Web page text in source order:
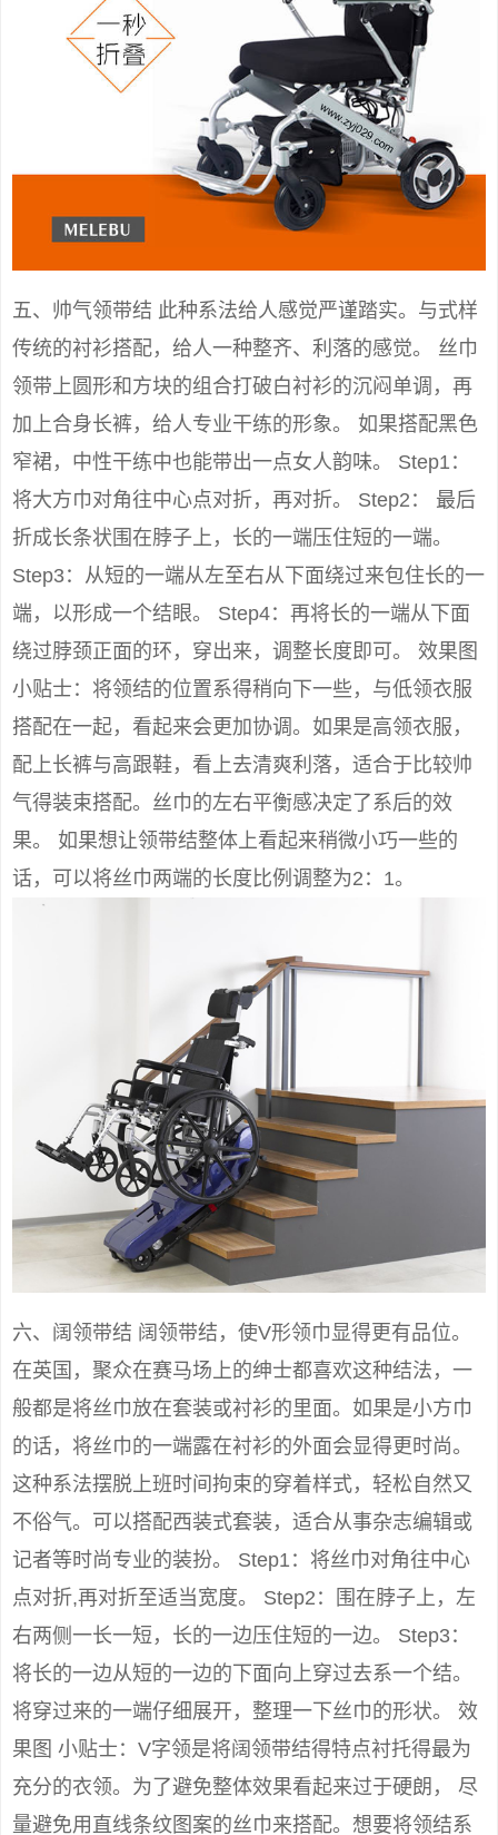
五、帅气领带结 此种系法给人感觉严谨踏实。与式样
传统的衬衫搭配，给人一种整齐、利落的感觉。 丝巾
领带上圆形和方块的组合打破白衬衫的沉闷单调，再
加上合身长裤，给人专业干练的形象。 如果搭配黑色
窄裙，中性干练中也能带出一点女人韵味。 Step1：
将大方巾对角往中心点对折，再对折。 Step2： 最后
折成长条状围在脖子上，长的一端压住短的一端。
Step3：从短的一端从左至右从下面绕过来包住长的一
端，以形成一个结眼。 Step4：再将长的一端从下面
绕过脖颈正面的环，穿出来，调整长度即可。 效果图
小贴士：将领结的位置系得稍向下一些，与低领衣服
搭配在一起，看起来会更加协调。如果是高领衣服，
配上长裤与高跟鞋，看上去清爽利落，适合于比较帅
气得装束搭配。丝巾的左右平衡感决定了系后的效
果。 如果想让领带结整体上看起来稍微小巧一些的
话，可以将丝巾两端的长度比例调整为2：1。
六、阔领带结 阔领带结，使V形领巾显得更有品位。
在英国，聚众在赛马场上的绅士都喜欢这种结法，一
般都是将丝巾放在套装或衬衫的里面。如果是小方巾
的话，将丝巾的一端露在衬衫的外面会显得更时尚。
这种系法摆脱上班时间拘束的穿着样式，轻松自然又
不俗气。可以搭配西装式套装，适合从事杂志编辑或
记者等时尚专业的装扮。 Step1：将丝巾对角往中心
点对折,再对折至适当宽度。 Step2：围在脖子上，左
右两侧一长一短，长的一边压住短的一边。 Step3：
将长的一边从短的一边的下面向上穿过去系一个结。
将穿过来的一端仔细展开，整理一下丝巾的形状。 效
果图 小贴士：V字领是将阔领带结得特点衬托得最为
充分的衣领。为了避免整体效果看起来过于硬朗， 尽
量避免用直线条纹图案的丝巾来搭配。想要将领结系